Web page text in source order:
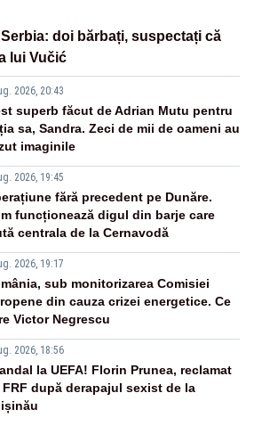
doi bărbați, suspectați că
lui Vučić
2026, 20:43
superb făcut de Adrian Mutu pentru
sa, Sandra. Zeci de mii de oameni au
imaginile
2026, 19:45
fără precedent pe Dunăre.
funcționează digul din barje care
centrala de la Cernavodă
2026, 19:17
sub monitorizarea Comisiei
din cauza crizei energetice. Ce
Victor Negrescu
2026, 18:56
la UEFA! Florin Prunea, reclamat
FRF după derapajul sexist de la